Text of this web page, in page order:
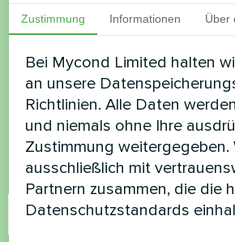
Möchten Sie
haben Sie Fragen?
Kontaktieren Sie uns und
helfen
Name
Zustimmung Informationen Über
Bei Mycond Limited halten
an unsere
Richtlinien. Alle Daten
und niemals ohne Ihre
Zustimmung weitergegeben.
ausschließlich mit
Partnern zusammen, die die
Datenschutzstandards